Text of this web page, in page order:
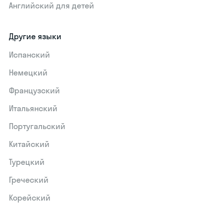
Английский для детей
Другие языки
Испанский
Немецкий
Французский
Итальянский
Португальский
Китайский
Турецкий
Греческий
Корейский